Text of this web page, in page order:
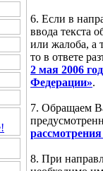
6. Если в
ввода текста
или жалоба, а
то в ответе
2 мая 2006
Федерации».
7. Обращаем
8. При